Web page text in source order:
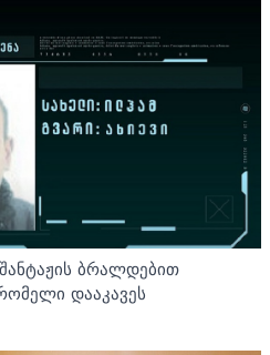
ბრალდებით
დააკავეს